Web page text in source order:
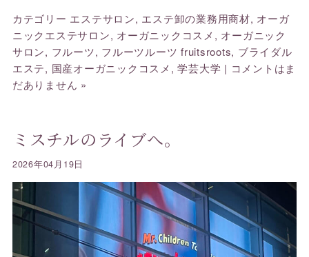
カテゴリー エステサロン, エステ卸の業務用商材, オーガ
ニックエステサロン, オーガニックコスメ , オーガニック
サロン, フルーツ, フルーツルーツ fruitsroots, ブライダル
エステ, 国産オーガニックコスメ ,学芸大学 | コメントはま
だありません »
ミスチルのライブへ。
2026年04月19日